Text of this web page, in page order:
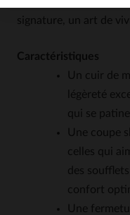
signature, un art de
Caractéristiques
Un cuir de
légèreté
qui se
Une coupe
celles qui
des
confort
Une